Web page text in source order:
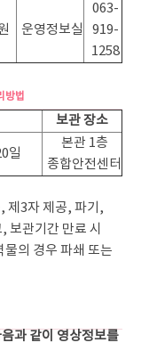
운영정보실
063-
919-
1258
방법
보관 장소
일
본관 1층
종합안전센터
제3자 제공, 파기,
보관기간 만료 시
의 경우 파쇄 또는
과 같이 영상정보를